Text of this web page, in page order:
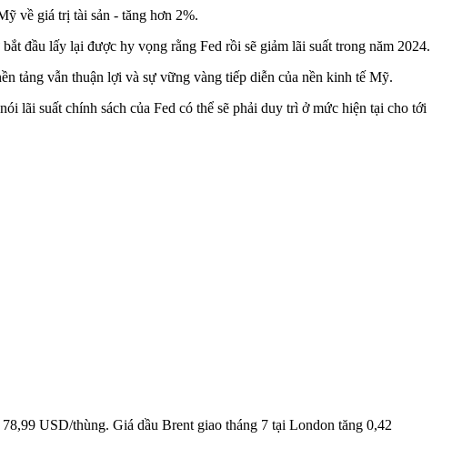
về giá trị tài sản - tăng hơn 2%.
đầu lấy lại được hy vọng rằng Fed rồi sẽ giảm lãi suất trong năm 2024.
tảng vẫn thuận lợi và sự vững vàng tiếp diễn của nền kinh tế Mỹ.
lãi suất chính sách của Fed có thể sẽ phải duy trì ở mức hiện tại cho tới
USD/thùng. Giá dầu Brent giao tháng 7 tại London tăng 0,42